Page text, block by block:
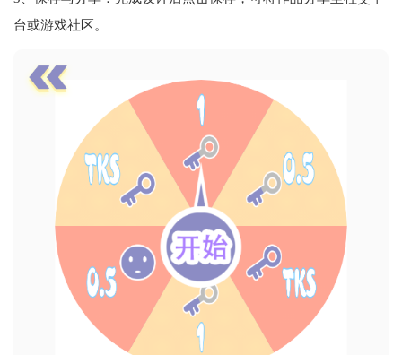
台或游戏社区。